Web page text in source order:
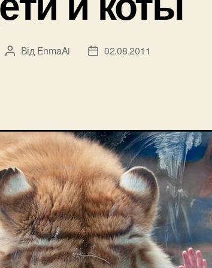
Автор
Від EnmaAi
Дата02.08.2011